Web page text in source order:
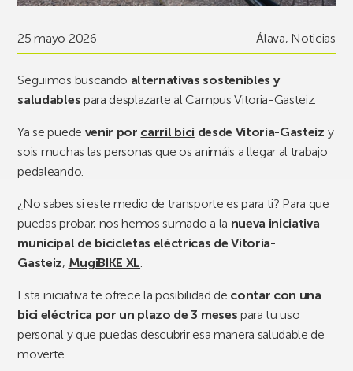
25 mayo 2026 Álava, Noticias
Seguimos buscando alternativas sostenibles y
saludables para desplazarte al Campus Vitoria-Gasteiz.
Ya se puede venir por carril bici desde Vitoria-Gasteiz y
sois muchas las personas que os animáis a llegar al trabajo
pedaleando.
¿No sabes si este medio de transporte es para ti? Para que
puedas probar, nos hemos sumado a la nueva iniciativa
municipal de bicicletas eléctricas de Vitoria-
Gasteiz, MugiBIKE XL.
Esta iniciativa te ofrece la posibilidad de contar con una
bici eléctrica por un plazo de 3 meses para tu uso
personal y que puedas descubrir esa manera saludable de
moverte.